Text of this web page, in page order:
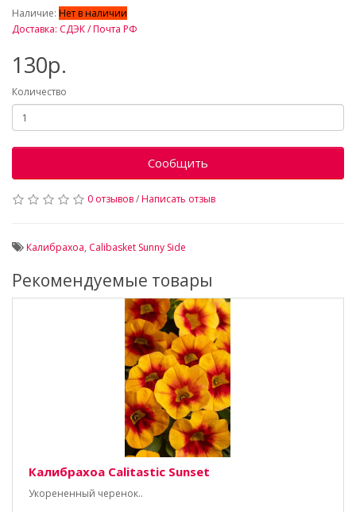
Наличие: Нет в наличии
Доставка: СДЭК / Почта РФ
130р.
Количество
Сообщить
0 отзывов/Написать отзыв
Калибрахоа, Calibasket Sunny Side
Рекомендуемые товары
Калибрахоа Calitastic Sunset
Укорененный черенок..